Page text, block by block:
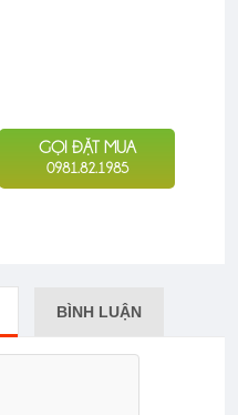
GỌI ĐẶT MUA
0981.82.1985
BÌNH LUẬN